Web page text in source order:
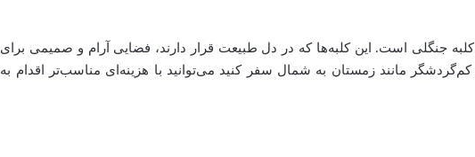
جنگلی است. این کلبه‌ها که در دل طبیعت قرار دارند، فضایی آرام و صمیمی برای
مانند زمستان به شمال سفر کنید می‌توانید با هزینه‌ای مناسب‌تر اقدام به